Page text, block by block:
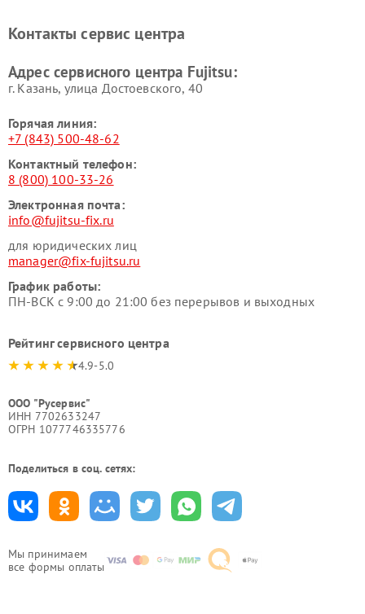
Мы принимаем
все формы оплаты
Контакты сервис центра
Адрес сервисного центра Fujitsu:
г. Казань, улица Достоевского, 40
Горячая линия:
+7 (843) 500-48-62
Контактный телефон:
8 (800) 100-33-26
Электронная почта:
info@fujitsu-fix.ru
для юридических лиц
manager@fix-fujitsu.ru
График работы:
ПН-ВСК с 9:00 до 21:00 без перерывов и выходных
Рейтинг сервисного центра
4.9-5.0
ООО "Русервис"
ИНН 7702633247
ОГРН 1077746335776
Поделиться в соц. сетях: